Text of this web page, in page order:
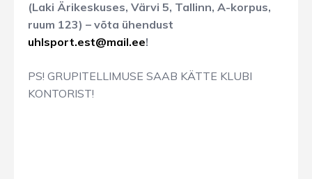
(Laki Ärikeskuses, Värvi 5, Tallinn, A-korpus,
ruum 123) – võta ühendust
uhlsport.est@mail.ee!
PS! GRUPITELLIMUSE SAAB KÄTTE KLUBI
KONTORIST!